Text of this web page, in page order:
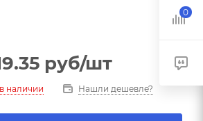
руб/шт
наличии Нашли дешевле?
0